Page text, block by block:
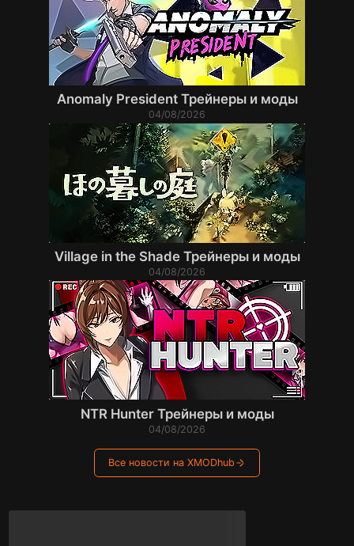
Anomaly President Трейнеры и моды
04/08/2026
Village in the Shade Трейнеры и моды
04/08/2026
NTR Hunter Трейнеры и моды
04/08/2026
Все новости на XMODhub